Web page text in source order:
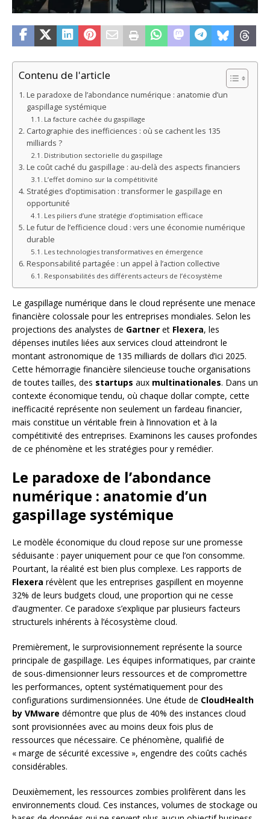
Contenu de l'article
Le paradoxe de l’abondance numérique : anatomie d’un
gaspillage systémique
La facture cachée du gaspillage
Cartographie des inefficiences : où se cachent les 135
milliards ?
Distribution sectorielle du gaspillage
Le coût caché du gaspillage : au-delà des aspects financiers
L’effet domino sur la compétitivité
Stratégies d’optimisation : transformer le gaspillage en
opportunité
Les piliers d’une stratégie d’optimisation efficace
Le futur de l’efficience cloud : vers une économie numérique
durable
Les technologies transformatives en émergence
Responsabilité partagée : un appel à l’action collective
Responsabilités des différents acteurs de l’écosystème
Le gaspillage numérique dans le cloud représente une menace
financière colossale pour les entreprises mondiales. Selon les
projections des analystes de Gartner et Flexera, les
dépenses inutiles liées aux services cloud atteindront le
montant astronomique de 135 milliards de dollars d’ici 2025.
Cette hémorragie financière silencieuse touche organisations
de toutes tailles, des startups aux multinationales. Dans un
contexte économique tendu, où chaque dollar compte, cette
inefficacité représente non seulement un fardeau financier,
mais constitue un véritable frein à l’innovation et à la
compétitivité des entreprises. Examinons les causes profondes
de ce phénomène et les stratégies pour y remédier.
Le paradoxe de l’abondance
numérique : anatomie d’un
gaspillage systémique
Le modèle économique du cloud repose sur une promesse
séduisante : payer uniquement pour ce que l’on consomme.
Pourtant, la réalité est bien plus complexe. Les rapports de
Flexera révèlent que les entreprises gaspillent en moyenne
32% de leurs budgets cloud, une proportion qui ne cesse
d’augmenter. Ce paradoxe s’explique par plusieurs facteurs
structurels inhérents à l’écosystème cloud.
Premièrement, le surprovisionnement représente la source
principale de gaspillage. Les équipes informatiques, par crainte
de sous-dimensionner leurs ressources et de compromettre
les performances, optent systématiquement pour des
configurations surdimensionnées. Une étude de CloudHealth
by VMware démontre que plus de 40% des instances cloud
sont provisionnées avec au moins deux fois plus de
ressources que nécessaire. Ce phénomène, qualifié de
« marge de sécurité excessive », engendre des coûts cachés
considérables.
Deuxièmement, les ressources zombies prolifèrent dans les
environnements cloud. Ces instances, volumes de stockage ou